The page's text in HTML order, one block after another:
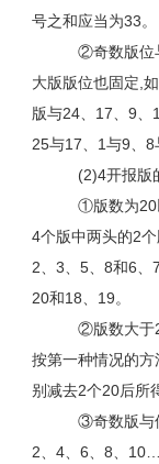
号之和应当为33。
②奇数版位
大版版位也固定,
版与24、17、9、
25与17、1与9、8
(2)4开报版
①版数为20
4个版中两头的2
2、3、5、8和6、
20和18、19。
②版数大于
按第一种情况的
别减去2个20后所
③奇数版与
2、4、6、8、